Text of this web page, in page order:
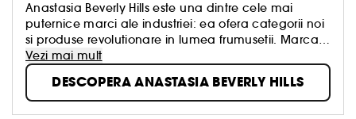
Anastasia Beverly Hills este una dintre cele mai
puternice marci ale industriei: ea ofera categorii noi
si produse revolutionare in lumea frumusetii. Marca
este cunoscuta pentru formulele sale pentru
definirea sprancenelor, conturarea ochilor si pentru
paletele create pentru modelarea si evidentierea
trasaturilor fetei.
Vezi mai mult
DESCOPERA ANASTASIA BEVERLY HILLS